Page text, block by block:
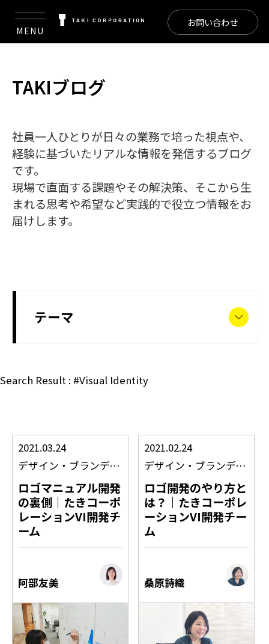
MENU
お問い合わせ
TAKIブログ
社員一人ひとりが日々の業務で培った視点や、
経験に基づいたリアルな情報を発信するブログ
です。
現場で直面する課題やその解決策、そこから生
まれる思考や希望など実践的で役立つ情報をお
届けします。
テーマ
Search Result : #Visual Identity
2021.03.24
デザイン ・ ブランディング ・CIVI
ロゴマニュアル開発
の裏側｜たきコーポ
レーションVI開発チ
ーム
阿部友美
2021.02.24
デザイン ・ ブランディング
ロゴ開発のやり方と
は？｜たきコーポレ
ーションVI開発チー
ム
桑原詩織